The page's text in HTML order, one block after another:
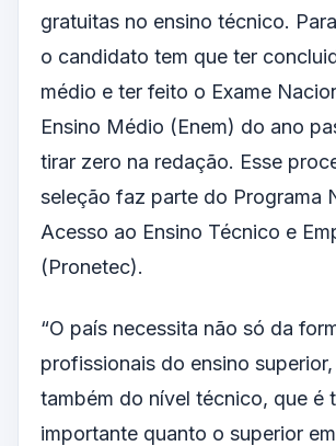
gratuitas no ensino técnico.
o candidato tem que ter
médio e ter feito o Exame
Ensino Médio (Enem) do ano
tirar zero na redação. Esse
seleção faz parte do Programa
Acesso ao Ensino Técnico e
(Pronetec).
“O país necessita não só da
profissionais do ensino
também do nível técnico, que é
importante quanto o superior